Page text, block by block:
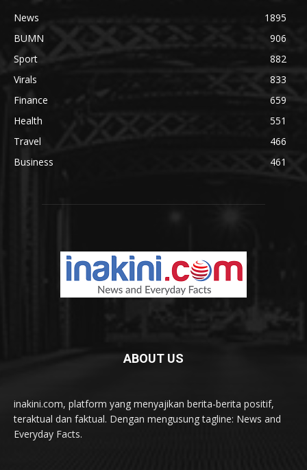
News
1895
BUMN
906
Sport
882
Virals
833
Finance
659
Health
551
Travel
466
Business
461
ABOUT US
inakini.com, platform yang menyajikan berita-berita positif,
teraktual dan faktual. Dengan mengusung tagline: News and
Everyday Facts.